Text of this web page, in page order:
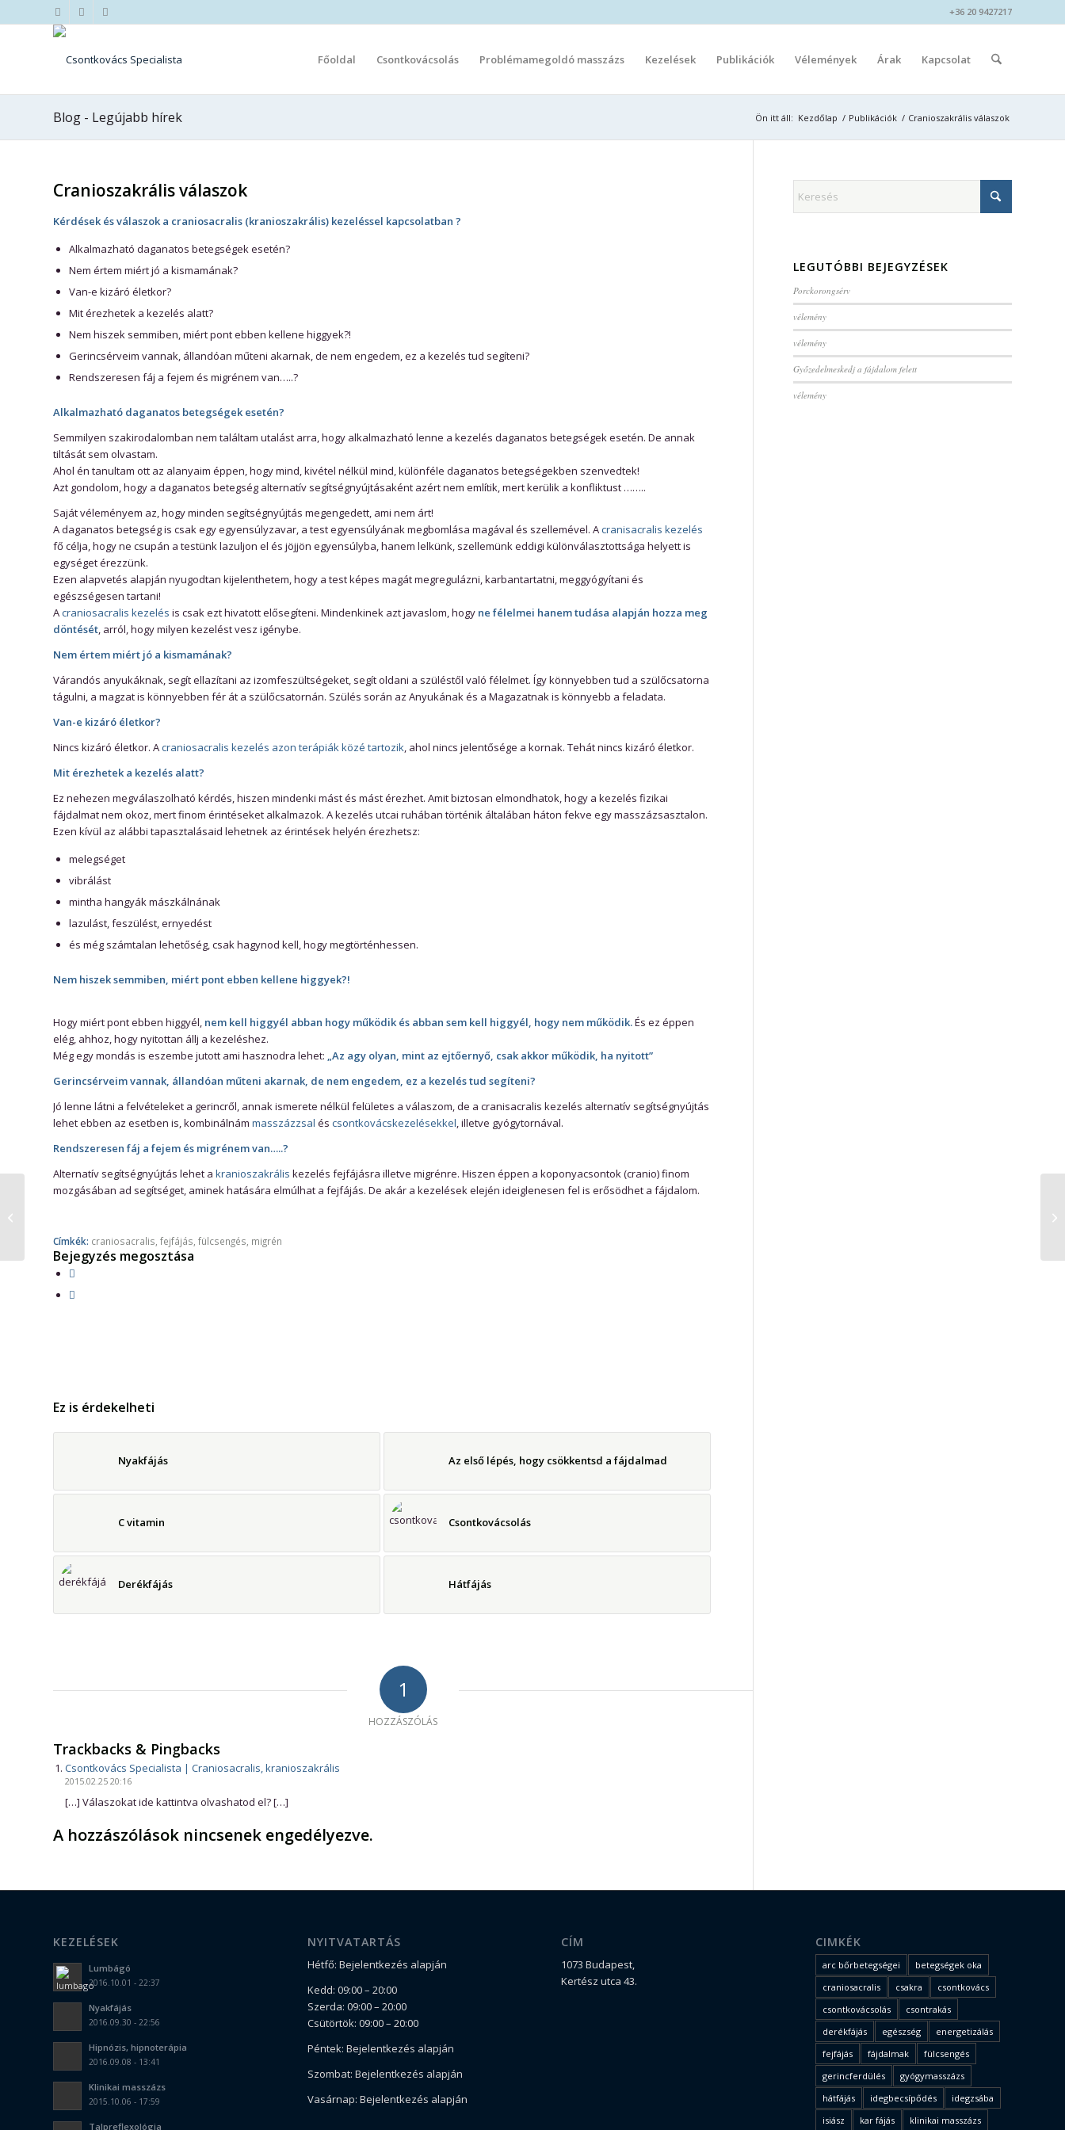
+36 20 9427217
Főoldal Csontkovácsolás Problémamegoldó masszázs Kezelések Publikációk Vélemények Árak Kapcsolat
Blog - Legújabb hírek Ön itt áll: Kezdőlap / Publikációk / Cranioszakrális válaszok
Cranioszakrális válaszok
Kérdések és válaszok a craniosacralis (kranioszakrális) kezeléssel kapcsolatban ?
Alkalmazható daganatos betegségek esetén?
Nem értem miért jó a kismamának?
Van-e kizáró életkor?
Mit érezhetek a kezelés alatt?
Nem hiszek semmiben, miért pont ebben kellene higgyek?!
Gerincsérveim vannak, állandóan műteni akarnak, de nem engedem, ez a kezelés tud segíteni?
Rendszeresen fáj a fejem és migrénem van…..?
Alkalmazható daganatos betegségek esetén?
Semmilyen szakirodalomban nem találtam utalást arra, hogy alkalmazható lenne a kezelés daganatos betegségek esetén. De annak
tiltását sem olvastam.
Ahol én tanultam ott az alanyaim éppen, hogy mind, kivétel nélkül mind, különféle daganatos betegségekben szenvedtek!
Azt gondolom, hogy a daganatos betegség alternatív segítségnyújtásaként azért nem említik, mert kerülik a konfliktust ……..
Saját véleményem az, hogy minden segítségnyújtás megengedett, ami nem árt!
A daganatos betegség is csak egy egyensúlyzavar, a test egyensúlyának megbomlása magával és szellemével. Acranisacralis kezelés
fő célja, hogy ne csupán a testünk lazuljon el és jöjjön egyensúlyba, hanem lelkünk, szellemünk eddigi különválasztottsága helyett is
egységet érezzünk.
Ezen alapvetés alapján nyugodtan kijelenthetem, hogy a test képes magát megregulázni, karbantartatni, meggyógyítani és
egészségesen tartani!
Acraniosacralis kezelés is csak ezt hivatott elősegíteni. Mindenkinek azt javaslom, hogy ne félelmei hanem tudása alapján hozza meg
döntését, arról, hogy milyen kezelést vesz igénybe.
Nem értem miért jó a kismamának?
Várandós anyukáknak, segít ellazítani az izomfeszültségeket, segít oldani a szüléstől való félelmet. Így könnyebben tud a szülőcsatorna
tágulni, a magzat is könnyebben fér át a szülőcsatornán. Szülés során az Anyukának és a Magazatnak is könnyebb a feladata.
Van-e kizáró életkor?
Nincs kizáró életkor. Acraniosacralis kezelés azon terápiák közé tartozik, ahol nincs jelentősége a kornak. Tehát nincs kizáró életkor.
Mit érezhetek a kezelés alatt?
Ez nehezen megválaszolható kérdés, hiszen mindenki mást és mást érezhet. Amit biztosan elmondhatok, hogy a kezelés fizikai
fájdalmat nem okoz, mert finom érintéseket alkalmazok. A kezelés utcai ruhában történik általában háton fekve egy masszázsasztalon.
Ezen kívül az alábbi tapasztalásaid lehetnek az érintések helyén érezhetsz:
melegséget
vibrálást
mintha hangyák mászkálnának
lazulást, feszülést, ernyedést
és még számtalan lehetőség, csak hagynod kell, hogy megtörténhessen.
Nem hiszek semmiben, miért pont ebben kellene higgyek?!
Hogy miért pont ebben higgyél, nem kell higgyél abban hogy működik és abban sem kell higgyél, hogy nem működik.És ez éppen
elég, ahhoz, hogy nyitottan állj a kezeléshez.
Még egy mondás is eszembe jutott ami hasznodra lehet: „Az agy olyan, mint az ejtőernyő, csak akkor működik, ha nyitott”
Gerincsérveim vannak, állandóan műteni akarnak, de nem engedem, ez a kezelés tud segíteni?
Jó lenne látni a felvételeket a gerincről, annak ismerete nélkül felületes a válaszom, de a cranisacralis kezelés alternatív segítségnyújtás
lehet ebben az esetben is, kombinálnám masszázzsal és csontkovácskezelésekkel, illetve gyógytornával.
Rendszeresen fáj a fejem és migrénem van…..?
Alternatív segítségnyújtás lehet a kranioszakrális kezelés fejfájásra illetve migrénre. Hiszen éppen a koponyacsontok (cranio) finom
mozgásában ad segítséget, aminek hatására elmúlhat a fejfájás. De akár a kezelések elején ideiglenesen fel is erősödhet a fájdalom.
Címkék: craniosacralis fejfájás fülcsengés migrén
Bejegyzés megosztása
Ez is érdekelheti
Nyakfájás Az első lépés, hogy csökkentsd a fájdalmad
C vitamin Csontkovácsolás
Derékfájás Hátfájás
1
HOZZÁSZÓLÁS
Trackbacks & Pingbacks
Csontkovács Specialista | Craniosacralis, kranioszakrális
2015.02.25 20:16
[…] Válaszokat ide kattintva olvashatod el? […]
A hozzászólások nincsenek engedélyezve.
LEGUTÓBBI BEJEGYZÉSEK
Porckorongsérv
vélemény
vélemény
Győzedelmeskedj a fájdalom felett
vélemény
KEZELÉSEK
Lumbágó
2016.10.01 - 22:37
Nyakfájás
2016.09.30 - 22:56
Hipnózis, hipnoterápia
2016.09.08 - 13:41
Klinikai masszázs
2015.10.06 - 17:59
Talpreflexológia
NYITVATARTÁS
Hétfő: Bejelentkezés alapján
Kedd: 09:00 – 20:00
Szerda: 09:00 – 20:00
Csütörtök: 09:00 – 20:00
Péntek: Bejelentkezés alapján
Szombat: Bejelentkezés alapján
Vasárnap: Bejelentkezés alapján
CÍM
1073 Budapest,
Kertész utca 43.
CIMKÉK
arc bőrbetegségei
betegségek oka
craniosacralis
csakra
csontkovács
csontkovácsolás
csontrakás
derékfájás
egészség
energetizálás
fejfájás
fájdalmak
fülcsengés
gerincferdülés
gyógymasszázs
hátfájás
idegbecsípődés
idegzsába
isiász
kar fájás klinikai masszázs